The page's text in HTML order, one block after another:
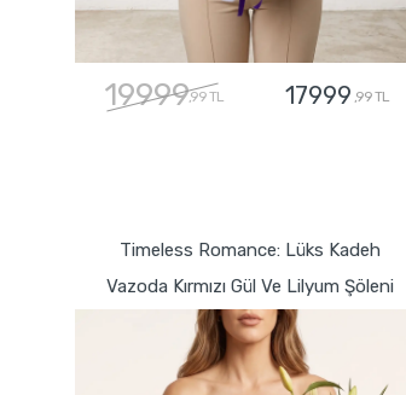
19999,99 TL 17999 ,99 TL
Timeless Romance: Lüks Kadeh
Vazoda Kırmızı Gül Ve Lilyum Şöleni